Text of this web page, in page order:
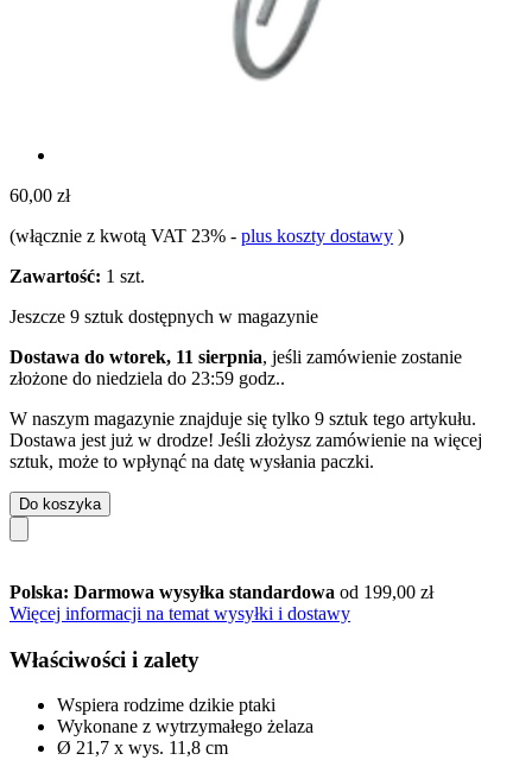
60,00 zł
(włącznie z kwotą VAT 23% - plus koszty dostawy )
Zawartość: 1 szt.
Jeszcze 9 sztuk dostępnych w magazynie
Dostawa do wtorek, 11 sierpnia, jeśli zamówienie zostanie
złożone do niedziela do 23:59 godz..
W naszym magazynie znajduje się tylko 9 sztuk tego artykułu.
Dostawa jest już w drodze! Jeśli złożysz zamówienie na więcej
sztuk, może to wpłynąć na datę wysłania paczki.
Do koszyka
Polska: Darmowa wysyłka standardowa od 199,00 zł
Więcej informacji na temat wysyłki i dostawy
Właściwości i zalety
Wspiera rodzime dzikie ptaki
Wykonane z wytrzymałego żelaza
Ø 21,7 x wys. 11,8 cm